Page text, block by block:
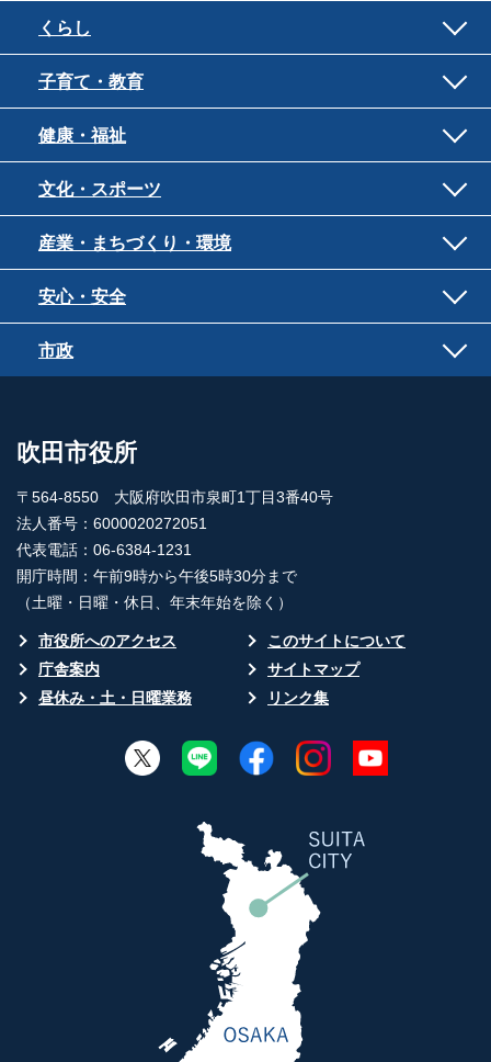
くらし
子育て・教育
健康・福祉
文化・スポーツ
産業・まちづくり・環境
安心・安全
市政
吹田市役所
〒564-8550 大阪府吹田市泉町1丁目3番40号
法人番号：6000020272051
代表電話：06-6384-1231
開庁時間：午前9時から午後5時30分まで
（土曜・日曜・休日、年末年始を除く）
市役所へのアクセス
このサイトについて
庁舎案内
サイトマップ
昼休み・土・日曜業務
リンク集